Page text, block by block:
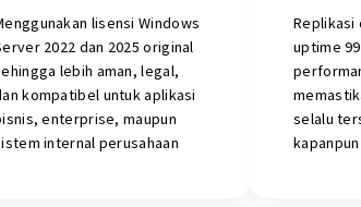
lisensi Windows
2022 dan 2025 original
lebih aman, legal,
kompatibel untuk aplikasi
enterprise, maupun
internal perusahaan
Replikasi
uptime
selalu